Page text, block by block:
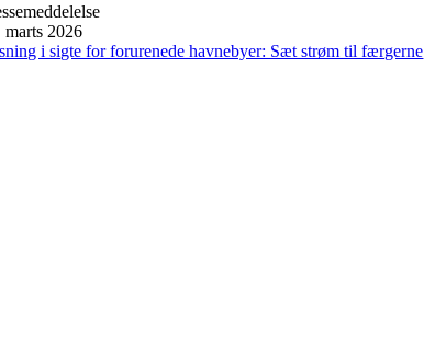
marts 2026
i sigte for forurenede havnebyer: Sæt strøm til færgerne